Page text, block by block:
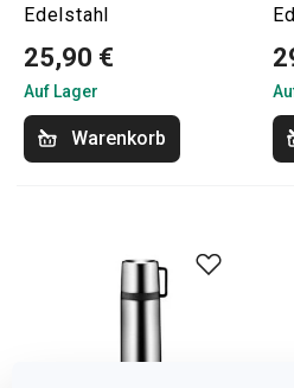
Edelstahl
25,90 €
Auf Lager
Warenkorb